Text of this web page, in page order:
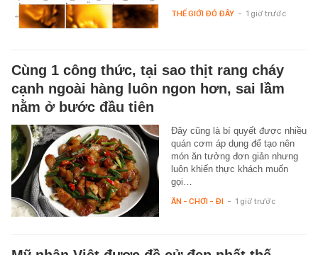
THẾ GIỚI ĐÓ ĐÂY - 1 giờ trước
Cùng 1 công thức, tại sao thịt rang cháy
cạnh ngoài hàng luôn ngon hơn, sai lầm
nằm ở bước đầu tiên
Đây cũng là bí quyết được nhiều
quán cơm áp dụng để tạo nên
món ăn tưởng đơn giản nhưng
luôn khiến thực khách muốn
gọi…
ĂN - CHƠI - ĐI - 1 giờ trước